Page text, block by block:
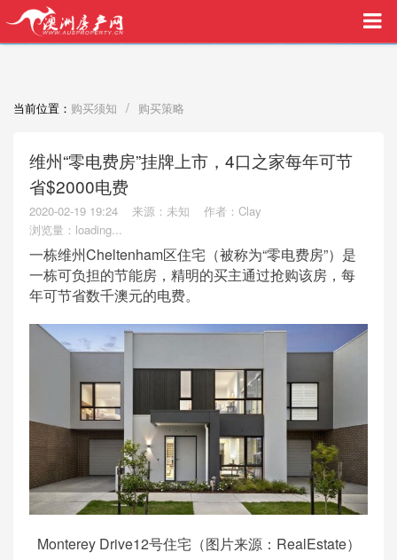
买家中介VIP服务，助您安心购房
当前位置： 购买须知 / 购买策略
维州“零电费房”挂牌上市，4口之家每年可节
省$2000电费
2020-02-19 19:24 来源：未知
作者：Clay
浏览量： loading...
一栋维州Cheltenham区住宅（被称为“零电费房”）是
一栋可负担的节能房，精明的买主通过抢购该房，每
年可节省数千澳元的电费。
Monterey Drive12号住宅（图片来源：RealEstate）